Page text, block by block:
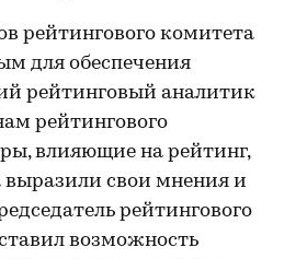
рейтингового комитета
для обеспечения
рейтинговый аналитик
рейтингового
влияющие на рейтинг,
свои мнения и
рейтингового
возможность